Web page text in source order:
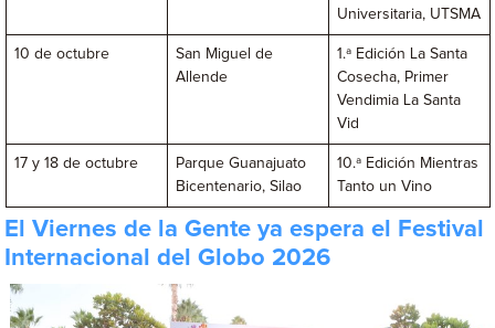
Universitaria, UTSMA
10 de octubre
San Miguel de
Allende
1.ª Edición La Santa
Cosecha, Primer
Vendimia La Santa
Vid
17 y 18 de octubre
Parque Guanajuato
Bicentenario, Silao
10.ª Edición Mientras
Tanto un Vino
El Viernes de la Gente ya espera el Festival
Internacional del Globo 2026